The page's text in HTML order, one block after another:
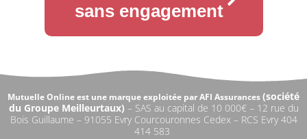
sans engagement
Mutuelle Online est une marque exploitée par AFI Assurances(société
du Groupe Meilleurtaux) – SAS au capital de 10 000€ – 12 rue du
Bois Guillaume – 91055 Evry Courcouronnes Cedex – RCS Evry 404
414 583